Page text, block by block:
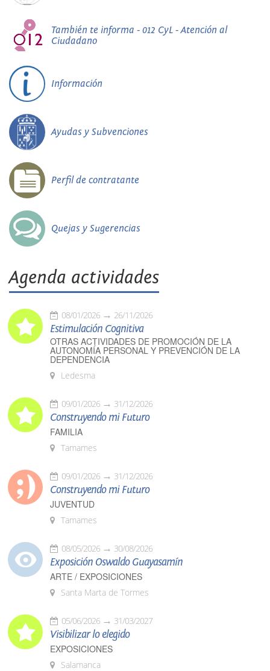
También te informa - 012 CyL - Atención al
Ciudadano
Información
Ayudas y Subvenciones
Perfil de contratante
Quejas y Sugerencias
Agenda actividades
08/01/2026 26/11/2026
Estimulación Cognitiva
OTRAS ACTIVIDADES DE PROMOCIÓN DE LA
AUTONOMÍA PERSONAL Y PREVENCIÓN DE LA
DEPENDENCIA
Ledesma
09/01/2026 31/12/2026
Construyendo mi Futuro
FAMILIA
Tamames
09/01/2026 31/12/2026
Construyendo mi Futuro
JUVENTUD
Tamames
08/05/2026 30/08/2026
Exposición Oswaldo Guayasamín
ARTE / EXPOSICIONES
Santa Marta de Tormes
05/06/2026 31/03/2027
Visibilizar lo elegido
EXPOSICIONES
Salamanca